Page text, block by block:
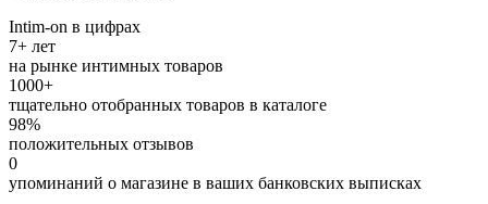
Intim-on в цифрах
7+ лет
на рынке интимных товаров
1000+
тщательно отобранных товаров в каталоге
98%
положительных отзывов
0
упоминаний о магазине в ваших банковских выписках